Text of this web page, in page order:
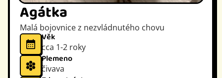
Agátka
Malá bojovnice z nezvládnutého chovu
Věk
cca 1-2 roky
Plemeno
čivava